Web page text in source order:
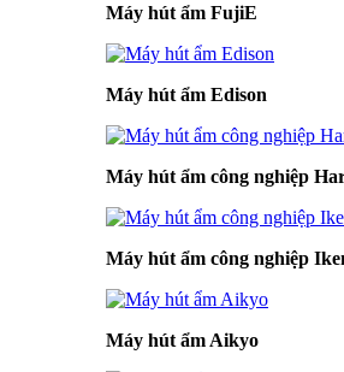
Máy hút ẩm FujiE
Máy hút ẩm Edison
Máy hút ẩm công nghiệp
Máy hút ẩm công nghiệp
Máy hút ẩm Aikyo